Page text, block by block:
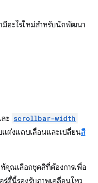
มีอะไรใหม่สำหรับนักพัฒนา
ะ scrollbar-width
ต่งแถบเลื่อนและเปลี่ยนสี
คุณเลือกชุดสีที่ต้องการเพื่อ
ตี้นี้รองรับภาพเคลื่อนไหว